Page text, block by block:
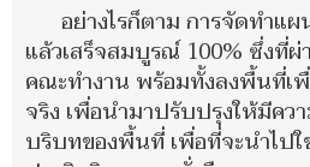
อย่างไรก็ตาม การจัดทำแ
แล้วเสร็จสมบูรณ์ 100% ซึ่งที่
คณะทำงาน พร้อมทั้งลงพื้นที่
จริง เพื่อนำมาปรับปรุงให้มีค
บริบทของพื้นที่ เพื่อที่จะนำไปใ